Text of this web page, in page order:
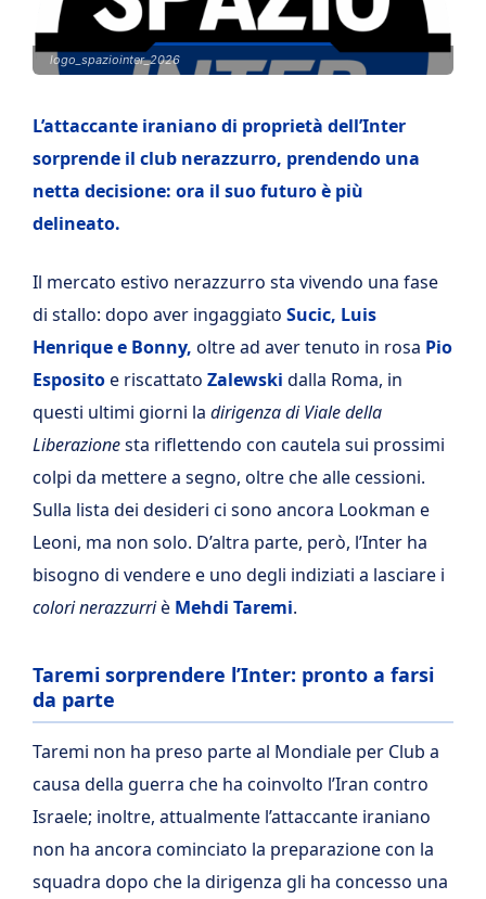
logo_spaziointer_2026
L’attaccante iraniano di proprietà dell’Inter
sorprende il club nerazzurro, prendendo una
netta decisione: ora il suo futuro è più
delineato.
Il mercato estivo nerazzurro sta vivendo una fase
di stallo: dopo aver ingaggiato Sucic, Luis
Henrique e Bonny, oltre ad aver tenuto in rosa Pio
Espositoe riscattato Zalewski dalla Roma, in
questi ultimi giorni la dirigenza di Viale della
Liberazionesta riflettendo con cautela sui prossimi
colpi da mettere a segno, oltre che alle cessioni.
Sulla lista dei desideri ci sono ancora Lookman e
Leoni, ma non solo. D’altra parte, però, l’Inter ha
bisogno di vendere e uno degli indiziati a lasciare i
colori nerazzurriè Mehdi Taremi.
Taremi sorprendere l’Inter: pronto a farsi
da parte
Taremi non ha preso parte al Mondiale per Club a
causa della guerra che ha coinvolto l’Iran contro
Israele; inoltre, attualmente l’attaccante iraniano
non ha ancora cominciato la preparazione con la
squadra dopo che la dirigenza gli ha concesso una